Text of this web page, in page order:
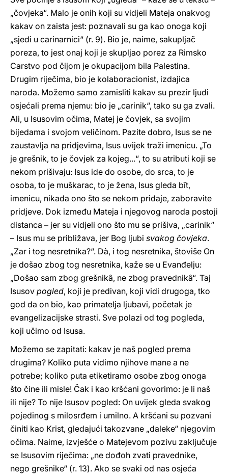
„čovjeka“. Malo je onih koji su vidjeli Mateja onakvog
kakav on zaista jest: poznavali su ga kao onoga koji
„sjedi u carinarnici“ (r. 9). Bio je, naime, sakupljač
poreza, to jest onaj koji je skupljao porez za Rimsko
Carstvo pod čijom je okupacijom bila Palestina.
Drugim riječima, bio je kolaboracionist, izdajica
naroda. Možemo samo zamisliti kakav su prezir ljudi
osjećali prema njemu: bio je „carinik“, tako su ga zvali.
Ali, u Isusovim očima, Matej je čovjek, sa svojim
bijedama i svojom veličinom. Pazite dobro, Isus se ne
zaustavlja na pridjevima, Isus uvijek traži imenicu. „To
je grešnik, to je čovjek za kojeg...“, to su atributi koji se
nekom prišivaju: Isus ide do osobe, do srca, to je
osoba, to je muškarac, to je žena, Isus gleda bît,
imenicu, nikada ono što se nekom pridaje, zaboravite
pridjeve. Dok između Mateja i njegovog naroda postoji
distanca – jer su vidjeli ono što mu se prišiva, „carinik“
– Isus mu se približava, jer Bog ljubi svakog čovjeka.
„Zar i tog nesretnika?“. Dà, i tog nesretnika, štoviše On
je došao zbog tog nesretnika, kaže se u Evanđelju:
„Došao sam zbog grešnikâ, ne zbog pravednikâ“. Taj
Isusov pogled, koji je predivan, koji vidi drugoga, tko
god da on bio, kao primatelja ljubavi, početak je
evangelizacijske strasti. Sve polazi od tog pogleda,
koji učimo od Isusa.
Možemo se zapitati: kakav je naš pogled prema
drugima? Koliko puta vidimo njihove mane a ne
potrebe; koliko puta etiketiramo osobe zbog onoga
što čine ili misle! Čak i kao kršćani govorimo: je li naš
ili nije? To nije Isusov pogled: On uvijek gleda svakog
pojedinog s milosrđem i umilno. A kršćani su pozvani
činiti kao Krist, gledajući takozvane „daleke“ njegovim
očima. Naime, izvješće o Matejevom pozivu zaključuje
se Isusovim riječima: „ne dođoh zvati pravednike,
nego grešnike“ (r. 13). Ako se svaki od nas osjeća